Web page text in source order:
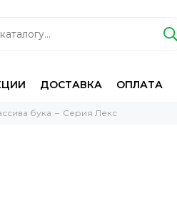
ДОСТАВКА ОПЛАТА
бука Серия Лекс